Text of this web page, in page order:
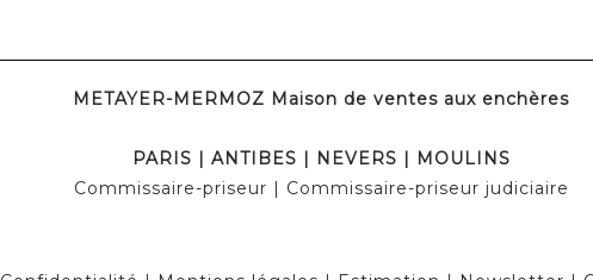
METAYER-MERMOZ Maison de ventes aux enchères
PARIS | ANTIBES | NEVERS | MOULINS
Commissaire-priseur | Commissaire-priseur judiciaire